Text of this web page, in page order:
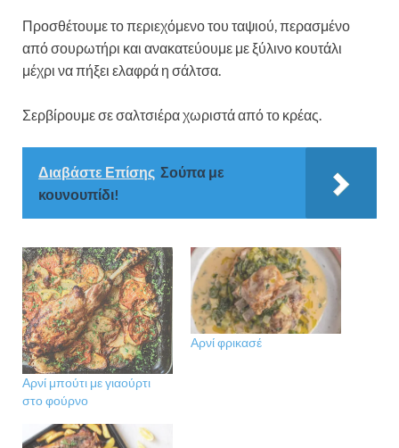
Προσθέτουμε το περιεχόμενο του ταψιού, περασμένο
από σουρωτήρι και ανακατεύουμε με ξύλινο κουτάλι
μέχρι να πήξει ελαφρά η σάλτσα.
Σερβίρουμε σε σαλτσιέρα χωριστά από το κρέας.
Διαβάστε Επίσης Σούπα με
κουνουπίδι!
Αρνί μπούτι με γιαούρτι
στο φούρνο
Αρνί φρικασέ